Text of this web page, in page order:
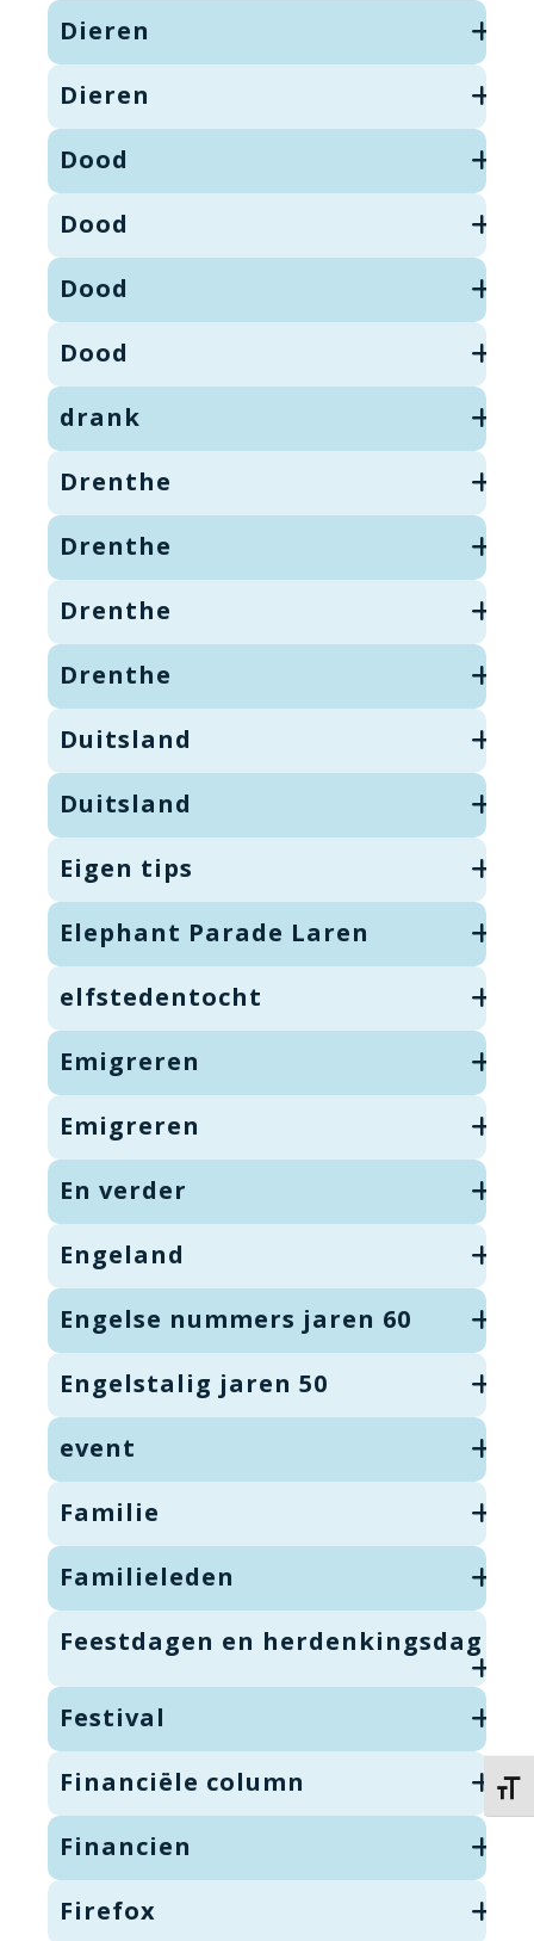
Dieren
Dieren
Dood
Dood
Dood
Dood
drank
Drenthe
Drenthe
Drenthe
Drenthe
Duitsland
Duitsland
Eigen tips
Elephant Parade Laren
elfstedentocht
Emigreren
Emigreren
En verder
Engeland
Engelse nummers jaren 60
Engelstalig jaren 50
event
Familie
Familieleden
Feestdagen en herdenkingsdag
Festival
Financiële column
Financien
Firefox